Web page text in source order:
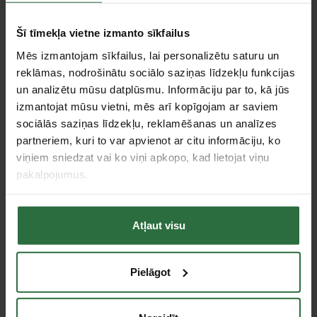
Šī tīmekļa vietne izmanto sīkfailus
Mēs izmantojam sīkfailus, lai personalizētu saturu un
reklāmas, nodrošinātu sociālo saziņas līdzekļu funkcijas
un analizētu mūsu datplūsmu. Informāciju par to, kā jūs
izmantojat mūsu vietni, mēs arī kopīgojam ar saviem
sociālās saziņas līdzekļu, reklamēšanas un analīzes
partneriem, kuri to var apvienot ar citu informāciju, ko
viņiem sniedzat vai ko viņi apkopo, kad lietojat viņu
pakalpojumus.
Atļaut visu
Pielāgot
VDE automātiskais slēdzis pret pārkaršanu.
4 rozetes ar iezemējumu un vāciņiem.
Atbilst standartiem: EN 61242, DIN VDE 0620-1, DIN VDE 0282-4.
Specifikācija
Diametrs
285 mm
Kontaktligzdu skaits
Pieļaujamā kabeļa slodze, kad satīts/kad attīts
Aizsardzības klase
IP 20
Kabeļa vijuma diametra platums
Tie, kas apskatīja šo preci, tāpat interesējās par...